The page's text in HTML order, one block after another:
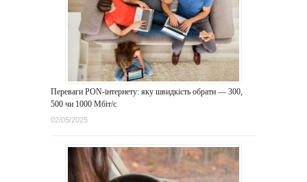
Переваги PON-інтернету: яку швидкість обрати — 300,
500 чи 1000 Мбіт/с
02/05/2025